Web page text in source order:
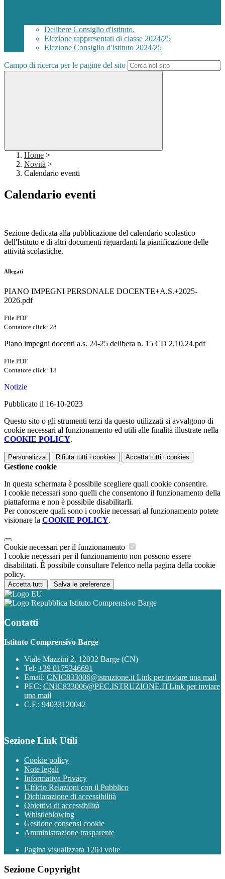
Delibere Consiglio d'istituto.
Elezione rappresentati di classe 2024/25
Elezione Consiglio d'Istituto 2024/25
Campo di ricerca per le pagine del sito
Home >
Novità >
Calendario eventi
Calendario eventi
Sezione dedicata alla pubblicazione del calendario scolastico
dell'Istituto e di altri documenti riguardanti la pianificazione delle
attività scolastiche.
Allegati
PIANO IMPEGNI PERSONALE DOCENTE+A.S.+2025-
2026.pdf
File PDF
Contatore click: 28
Piano impegni docenti a.s. 24-25 delibera n. 15 CD 2.10.24.pdf
File PDF
Contatore click: 18
Notizie
Pubblicato il 16-10-2023
Questo sito o gli strumenti terzi da questo utilizzati si avvalgono di
cookie necessari al funzionamento ed utili alle finalità illustrate nella
COOKIE POLICY.
Personalizza Rifiuta tutti i cookies Accetta tutti i cookies
Gestione cookie
In questa schermata è possibile scegliere quali cookie consentire.
I cookie necessari sono quelli che consentono il funzionamento della
piattaforma e non è possibile disabilitarli.
Per conoscere quali sono i cookie necessari al funzionamento potete
visionare la COOKIE POLICY.
Cookie necessari per il funzionamento
I cookie necessari per il funzionamento non possono essere
disabilitati. È possibile consultare l'elenco nella pagina della cookie
policy.
Accetta tutti Salva le preferenze
Istituto Comprensivo Barge
Contatti
Istituto Comprensivo Barge
Viale Mazzini 2, 12032 Barge (CN)
Tel: +39 0175346691
Email: CNIC833006@istruzione.it Link per inviare una mail
PEC: CNIC833006@PEC.ISTRUZIONE.ITLink per inviare
una mail
C.F.: 94033120042
Sezione Link Utili
Cookie policy
Note legali
Informativa Privacy
Ufficio Relazioni con il Pubblico
Dichiarazione di accessibilità
Obiettivi di accessibilità
Whistleblowing
Gestione consensi cookie
Amministrazione trasparente
Pagina visualizzata 1264 volte
Sezione Copyright